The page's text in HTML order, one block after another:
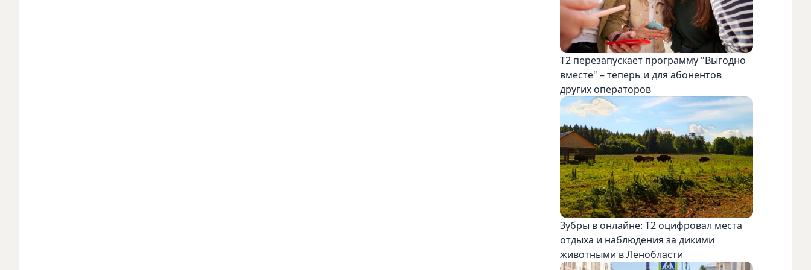
Т2 перезапускает программу "Выгодно
вместе" – теперь и для абонентов
других операторов
Зубры в онлайне: Т2 оцифровал места
отдыха и наблюдения за дикими
животными в Ленобласти